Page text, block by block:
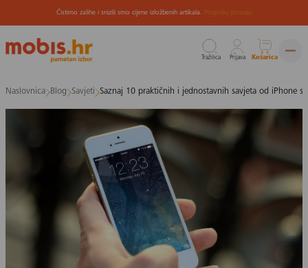
na
sadržaj
Čistimo zalihe i snizili smo cijene izložbenih artikala. Pogledaj ponudu
Tražilica Prijava Košarica
Naslovnica Blog Savjeti Saznaj 10 praktičnih i jednostavnih savjeta od iPhone